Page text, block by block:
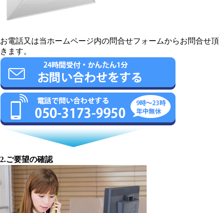
お電話又は当ホームページ内の問合せフォームからお問合せ頂
きます。
2.ご要望の確認